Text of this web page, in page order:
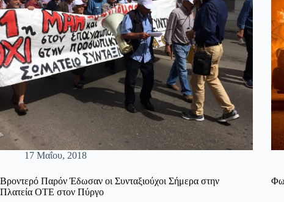
17 Μαΐου, 2018
Βροντερό Παρόν Έδωσαν οι Συνταξιούχοι Σήμερα στην
Πλατεία ΟΤΕ στον Πύργο